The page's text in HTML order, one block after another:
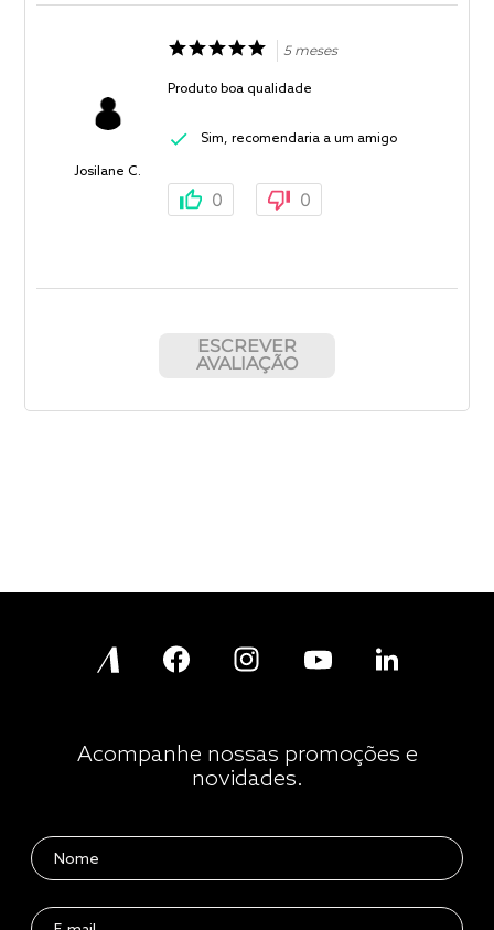
Josilane C.
5 meses
Produto boa qualidade
Sim, recomendaria a um amigo
0 0
ESCREVER
AVALIAÇÃO
Acompanhe nossas promoções e
novidades.